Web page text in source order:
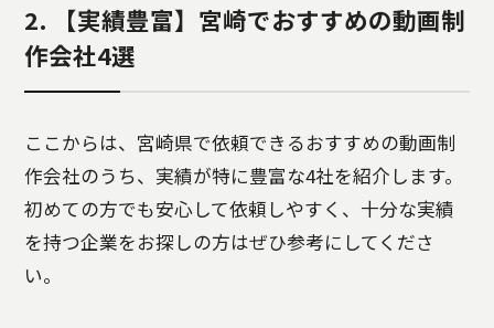
2. 【実績豊富】宮崎でおすすめの動画制
作会社4選
ここからは、宮崎県で依頼できるおすすめの動画制
作会社のうち、実績が特に豊富な4社を紹介します。
初めての方でも安心して依頼しやすく、十分な実績
を持つ企業をお探しの方はぜひ参考にしてくださ
い。